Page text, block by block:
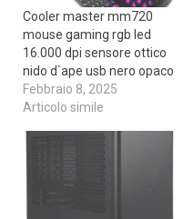
Cooler master mm720
mouse gaming rgb led
16.000 dpi sensore ottico
nido d`ape usb nero opaco
Febbraio 8, 2025
Articolo simile